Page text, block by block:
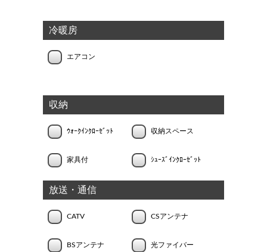
冷暖房
エアコン
収納
ｳｫｰｸｲﾝｸﾛｰｾﾞｯﾄ 収納スペース
家具付 ｼｭｰｽﾞｲﾝｸﾛｰｾﾞｯﾄ
放送・通信
CATV CSアンテナ
BSアンテナ 光ファイバー